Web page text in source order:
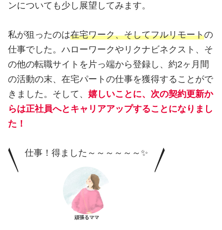
ンについても少し展望してみます。
私が狙ったのは在宅ワーク、そしてフルリモートの
仕事でした。ハローワークやリクナビネクスト、そ
の他の転職サイトを片っ端から登録し、約2ヶ月間
の活動の末、在宅パートの仕事を獲得することがで
きました。そして、 嬉しいことに、次の契約更新か
らは正社員へとキャリアアップすることになりまし
た！
仕事！得ました～～～～～～✨
頑張るママ